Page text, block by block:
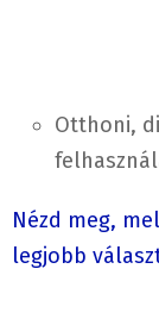
Otthoni,
Nézd meg,
legjobb